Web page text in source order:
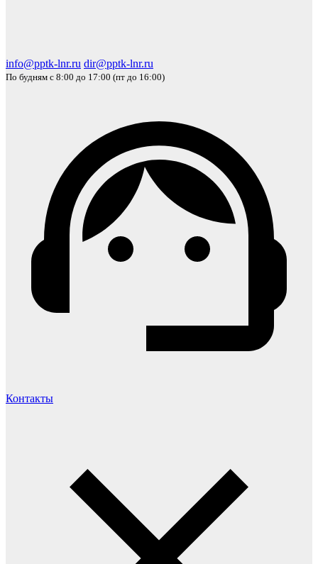
info@pptk-lnr.ru dir@pptk-lnr.ru
По будням с 8:00 до 17:00 (пт до 16:00)
Контакты